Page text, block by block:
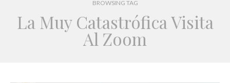
BROWSING TAG
La Muy Catastrófica Visita
Al Zoom